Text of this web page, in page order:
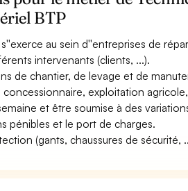
BTP
au sein d''entreprises de
intervenants (clients, ...).
de chantier, de levage et de
exploitation
et être soumise à des
pénibles et le port de charges.
(gants, chaussures de sécurité,